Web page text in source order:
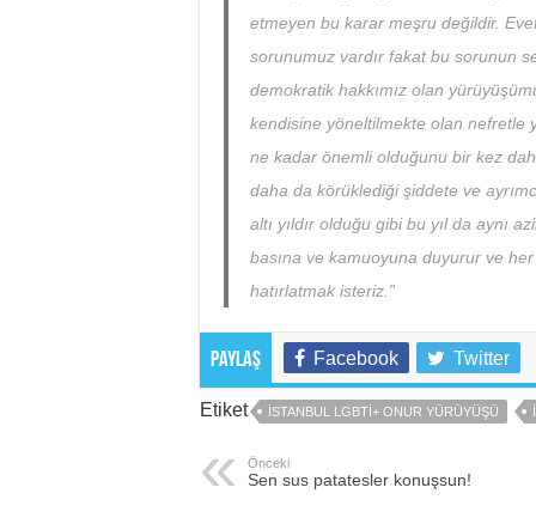
etmeyen bu karar meşru değildir.
sorunumuz vardır fakat bu sorunun
demokratik hakkımız olan
kendisine yöneltilmekte olan nefretle
ne kadar önemli olduğunu bir kez
daha da körüklediği şiddete ve
altı yıldır olduğu gibi bu yıl da aynı
basına ve kamuoyuna duyurur ve
hatırlatmak isteriz.”
Paylaş Facebook Twitter
Etiket İSTANBUL LGBTİ+ ONUR YÜRÜYÜŞÜ
Önceki
Sen sus patatesler konuşsun!